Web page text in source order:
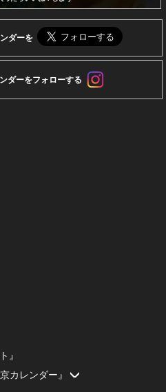
ダーを
ダーをフォローする
』
カレンダー』